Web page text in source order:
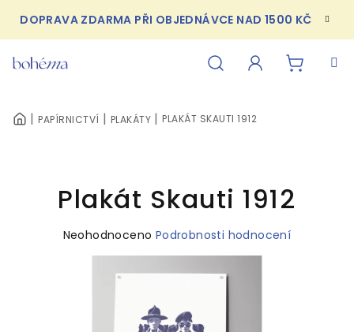
obsah
DOPRAVA ZDARMA PŘI OBJEDNÁVCE NAD 1500 KČ
DOMŮPAPÍRNICTVÍ PLAKÁTY PLAKÁT SKAUTI 1912
Plakát Skauti 1912
Průměrné
Neohodnoceno Podrobnosti hodnocení